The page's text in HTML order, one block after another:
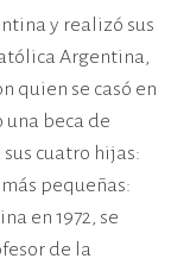
y realizó sus
Argentina,
quien se casó en
una beca de
cuatro hijas:
pequeñas:
en 1972, se
de la